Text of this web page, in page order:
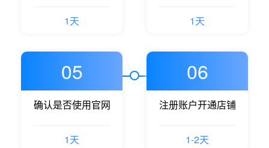
1天 1天
05
确认是否使用官网
1天
06
注册账户开通店铺
1-2天